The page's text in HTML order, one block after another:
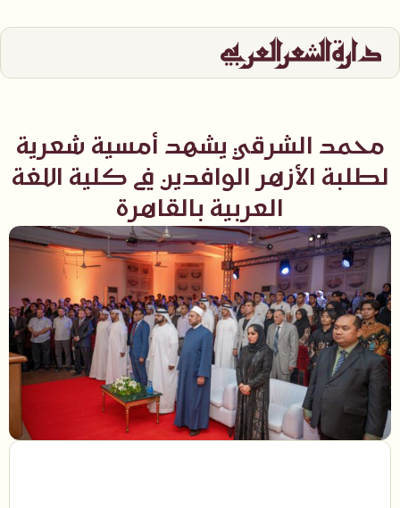
محمد الشرقي يشهد أمسية شعرية
لطلبة الأزهر الوافدين في كلية اللغة
العربية بالقاهرة